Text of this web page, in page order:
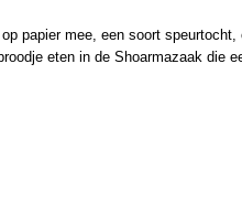
papier mee, een soort
eten in de Shoarmazaak die